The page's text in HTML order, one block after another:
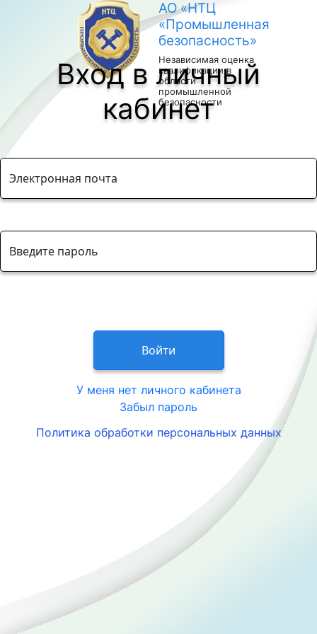
АО «НТЦ
«Промышленная
безопасность»
Независимая оценка
квалификации в
области
промышленной
безопасности
Вход в личный
кабинет
Электронная почта
Введите пароль
Войти
У меня нет личного кабинета
Забыл пароль
Политика обработки персональных данных